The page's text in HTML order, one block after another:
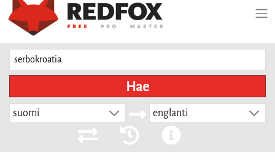
Hae
suomi englanti